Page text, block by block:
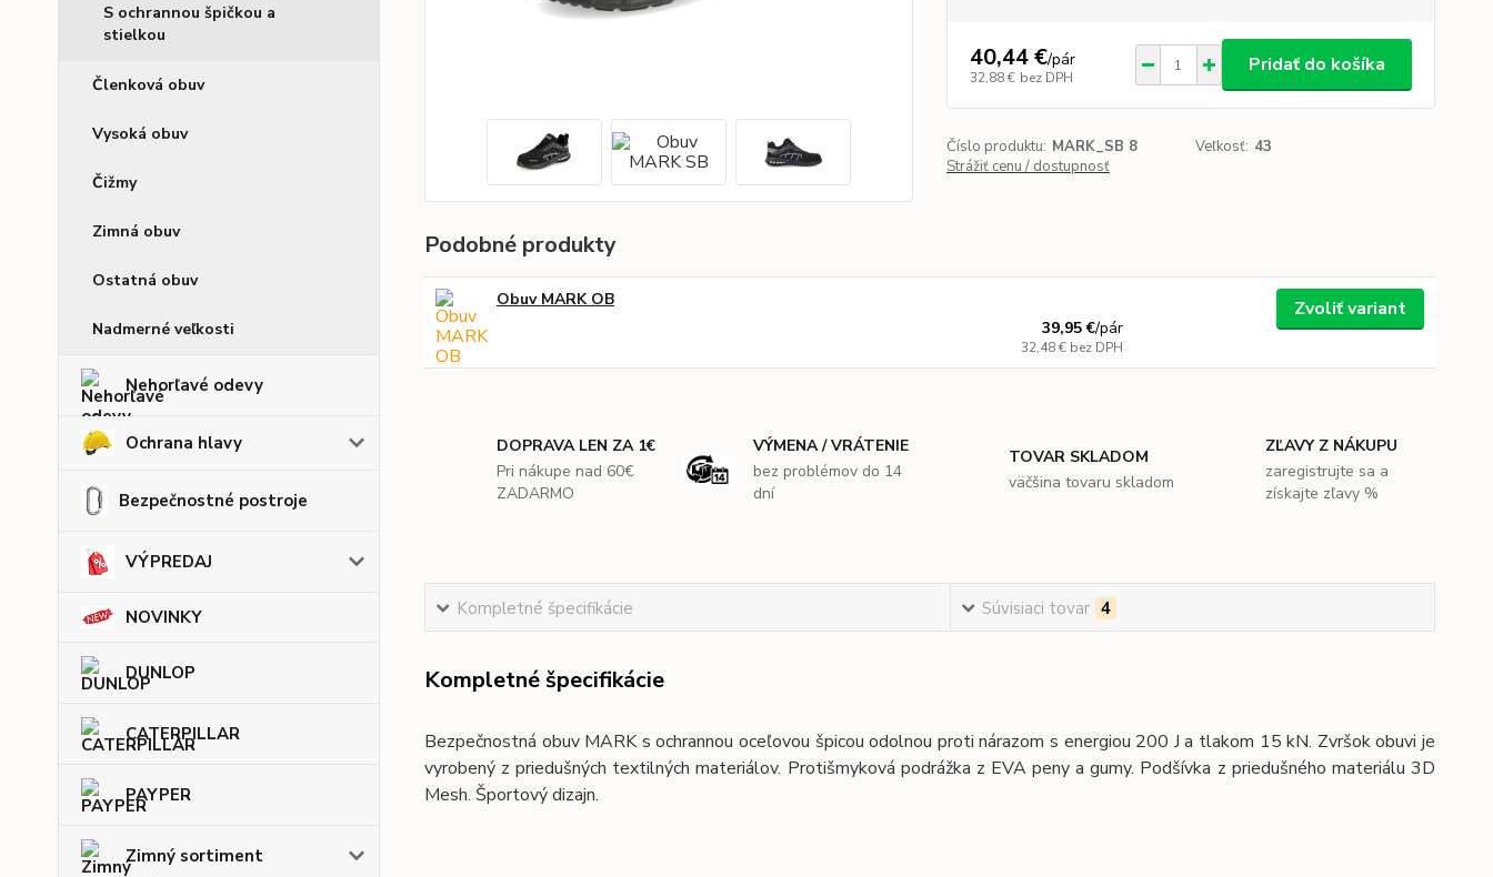
S ochrannou špičkou a
stielkou
Členková obuv
Vysoká obuv
Čižmy
Zimná obuv
Ostatná obuv
Nadmerné veľkosti
Nehorľavé odevy
Ochrana hlavy
Bezpečnostné postroje
VÝPREDAJ
NOVINKY
DUNLOP
CATERPILLAR
PAYPER
Zimný sortiment
40,44 €/pár
32,88 € bez DPH
Pridať do košíka
Číslo produktu: MARK_SB 8 Veľkosť: 43
Strážiť cenu / dostupnosť
Podobné produkty
Obuv MARK OB
39,95 €/pár
32,48 € bez DPH
Zvoliť variant
DOPRAVA LEN ZA 1€
Pri nákupe nad 60€
ZADARMO
VÝMENA / VRÁTENIE
bez problémov do 14
dní
TOVAR SKLADOM
väčšina tovaru skladom
ZĽAVY Z NÁKUPU
zaregistrujte sa a
získajte zľavy %
Kompletné špecifikácie Súvisiaci tovar 4
Kompletné špecifikácie
Bezpečnostná obuv MARK s ochrannou oceľovou špicou odolnou proti nárazom s energiou 200 J a tlakom 15 kN. Zvršok obuvi je
vyrobený z priedušných textilných materiálov. Protišmyková podrážka z EVA peny a gumy. Podšívka z priedušného materiálu 3D
Mesh. Športový dizajn.